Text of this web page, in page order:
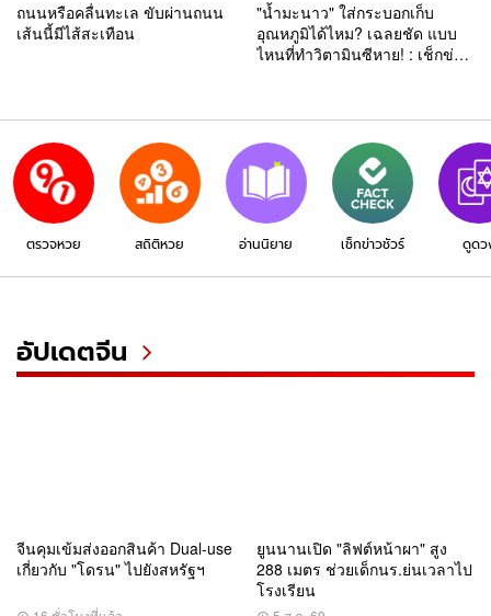
ถนนหรือคลื่นทะเล ขับผ่านถนน
เส้นนี้มีไส้สะเทือน
"น้ำมะนาว" ใส่กระบอกเก็บ
อุณหภูมิได้ไหม? เฉลยชัด แบบ
ไหนที่ทำวิตามินซีหาย! : เช็กข่าว
ตรวจหวย สถิติหวย อ่านนิยาย เช็กข่าวชัวร์ ดูดว
อัปเดตจีน
จีนคุมเข้มส่งออกสินค้า Dual-use
เกี่ยวกับ "โดรน" ไปยังสหรัฐฯ
ยูนนานเปิด "ลิฟต์หน้าผา" สูง
288 เมตร ช่วยเด็กนร.ย่นเวลาไป
โรงเรียน